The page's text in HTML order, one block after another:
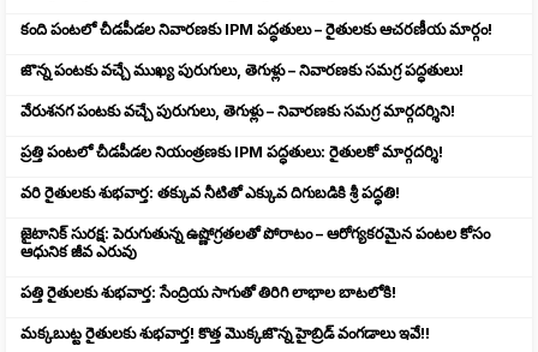
కంది పంటలో చీడపీడల నివారణకు IPM పద్ధతులు – రైతులకు ఆచరణీయ మార్గం!
జొన్న పంటకు వచ్చే ముఖ్య పురుగులు, తెగుళ్లు – నివారణకు సమగ్ర పద్ధతులు!
వేరుశనగ పంటకు వచ్చే పురుగులు, తెగుళ్లు – నివారణకు సమగ్ర మార్గదర్శిని!
ప్రత్తి పంటలో చీడపీడల నియంత్రణకు IPM పద్ధతులు: రైతులకో మార్గదర్శి!
వరి రైతులకు శుభవార్త: తక్కువ నీటితో ఎక్కువ దిగుబడికి శ్రీ పద్ధతి!
జైటానిక్ సురక్ష: పెరుగుతున్న ఉష్ణోగ్రతలతో పోరాటం – ఆరోగ్యకరమైన పంటల కోసం
ఆధునిక జీవ ఎరువు
పత్తి రైతులకు శుభవార్త: సేంద్రియ సాగుతో తిరిగి లాభాల బాటలోకి!
మక్కబుట్ట రైతులకు శుభవార్త! కొత్త మొక్కజొన్న హైబ్రిడ్ వంగడాలు ఇవే!!